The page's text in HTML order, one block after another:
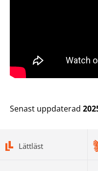
Senast uppdaterad
Lättläst